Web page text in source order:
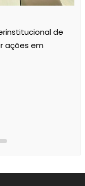
de
ações em